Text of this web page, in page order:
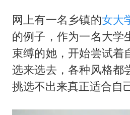
网上有一名乡镇的女大
的例子，作为一名大学
束缚的她，开始尝试着
选来选去，各种风格都
挑选不出来真正适合自